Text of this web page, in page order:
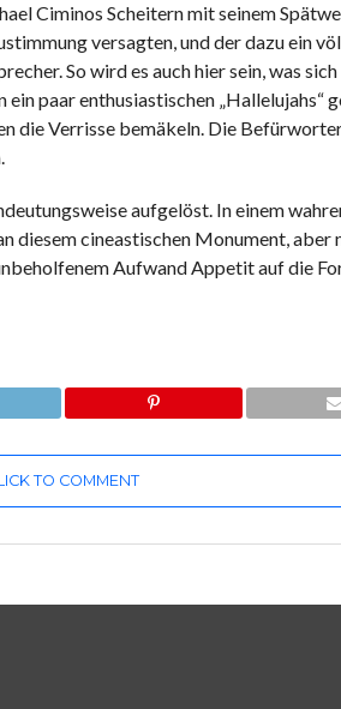
Ciminos Scheitern mit seinem
versagten, und der dazu ein
So wird es auch hier sein, was
paar enthusiastischen „Hallelujahs“
die Verrisse bemäkeln. Die
aufgelöst. In einem
diesem cineastischen Monument, aber
Aufwand Appetit auf die
TO COMMENT